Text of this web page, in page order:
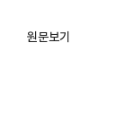
원문보기